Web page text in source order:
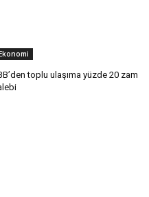
toplu ulaşıma yüzde 20 zam